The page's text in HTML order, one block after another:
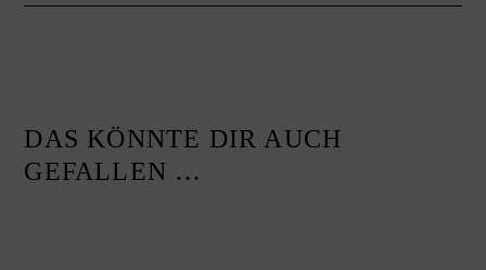
DAS KÖNNTE DIR AUCH
GEFALLEN …